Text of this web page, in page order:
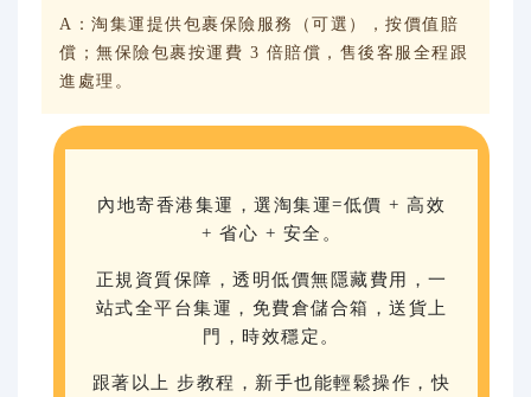
A：淘集運提供包裹保險服務（可選），按價值賠
償；無保險包裹按運費 3 倍賠償，售後客服全程跟
進處理。
內地寄香港集運，選淘集運=低價 + 高效
+ 省心 + 安全。
正規資質保障，透明低價無隱藏費用，一
站式全平台集運，免費倉儲合箱，送貨上
門，時效穩定。
跟著以上 步教程，新手也能輕鬆操作，快